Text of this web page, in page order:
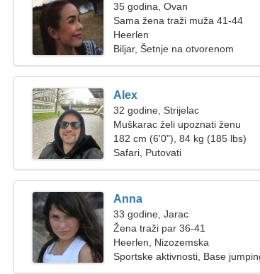
35 godina, Ovan
Sama žena traži muža 41-44
Heerlen
Biljar, Šetnje na otvorenom
Alex
32 godine, Strijelac
Muškarac želi upoznati ženu
182 cm (6'0"), 84 kg (185 lbs)
Safari, Putovati
Anna
33 godine, Jarac
Žena traži par 36-41
Heerlen, Nizozemska
Sportske aktivnosti, Base